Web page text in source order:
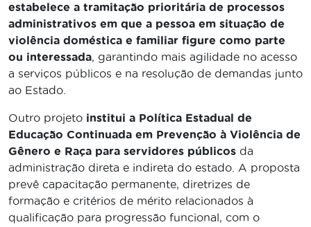
estabelece a tramitação prioritária de processos
administrativos em que a pessoa em situação de
violência doméstica e familiar figure como parte
ou interessada, garantindo mais agilidade no acesso
a serviços públicos e na resolução de demandas junto
ao Estado.
Outro projeto institui a Política Estadual de
Educação Continuada em Prevenção à Violência de
Gênero e Raça para servidores públicos da
administração direta e indireta do estado. A proposta
prevê capacitação permanente, diretrizes de
formação e critérios de mérito relacionados à
qualificação para progressão funcional, com o